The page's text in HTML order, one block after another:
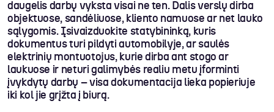
daugelis darbų vyksta visai ne ten. Dalis verslų dirba
objektuose, sandėliuose, kliento namuose ar net lauko
sąlygomis. Įsivaizduokite statybininką, kuris
dokumentus turi pildyti automobilyje, ar saulės
elektrinių montuotojus, kurie dirba ant stogo ar
laukuose ir neturi galimybės realiu metu įforminti
įvykdytų darbų – visa dokumentacija lieka popieriuje
iki kol jie grįžta į biurą.